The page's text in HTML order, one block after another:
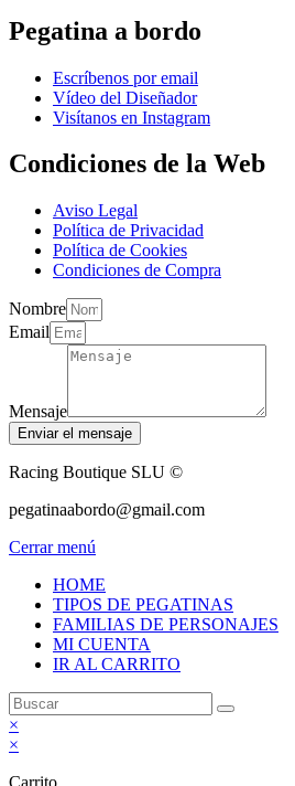
Pegatina a bordo
Escríbenos por email
Vídeo del Diseñador
Visítanos en Instagram
Condiciones de la Web
Aviso Legal
Política de Privacidad
Política de Cookies
Condiciones de Compra
Nombre
Email
Mensaje
Enviar el mensaje
Racing Boutique SLU ©
pegatinaabordo@gmail.com
Cerrar menú
HOME
TIPOS DE PEGATINAS
FAMILIAS DE PERSONAJES
MI CUENTA
IR AL CARRITO
×
×